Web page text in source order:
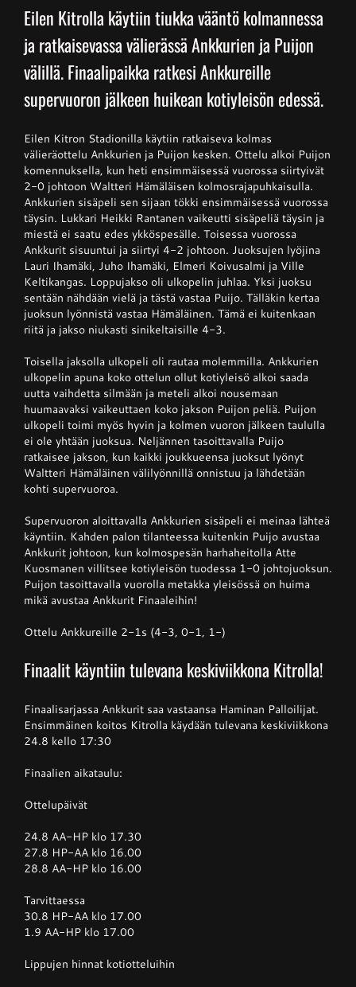
Junnupesis
Fanituotteet
Palvelut
Info
Yhteystiedot
Eilen Kitrolla käytiin tiukka vääntö kolmannessa
ja ratkaisevassa välierässä Ankkurien ja Puijon
välillä. Finaalipaikka ratkesi Ankkureille
supervuoron jälkeen huikean kotiyleisön edessä.
Eilen Kitron Stadionilla käytiin ratkaiseva kolmas
välieräottelu Ankkurien ja Puijon kesken. Ottelu alkoi Puijon
komennuksella, kun heti ensimmäisessä vuorossa siirtyivät
2-0 johtoon Waltteri Hämäläisen kolmosrajapuhkaisulla.
Ankkurien sisäpeli sen sijaan tökki ensimmäisessä vuorossa
täysin. Lukkari Heikki Rantanen vaikeutti sisäpeliä täysin ja
miestä ei saatu edes ykköspesälle. Toisessa vuorossa
Ankkurit sisuuntui ja siirtyi 4-2 johtoon. Juoksujen lyöjina
Lauri Ihamäki, Juho Ihamäki, Elmeri Koivusalmi ja Ville
Keltikangas. Loppujakso oli ulkopelin juhlaa. Yksi juoksu
sentään nähdään vielä ja tästä vastaa Puijo. Tälläkin kertaa
juoksun lyönnistä vastaa Hämäläinen. Tämä ei kuitenkaan
riitä ja jakso niukasti sinikeltaisille 4-3.
Toisella jaksolla ulkopeli oli rautaa molemmilla. Ankkurien
ulkopelin apuna koko ottelun ollut kotiyleisö alkoi saada
uutta vaihdetta silmään ja meteli alkoi nousemaan
huumaavaksi vaikeuttaen koko jakson Puijon peliä. Puijon
ulkopeli toimi myös hyvin ja kolmen vuoron jälkeen taululla
ei ole yhtään juoksua. Neljännen tasoittavalla Puijo
ratkaisee jakson, kun kaikki joukkueensa juoksut lyönyt
Waltteri Hämäläinen välilyönnillä onnistuu ja lähdetään
kohti supervuoroa.
Supervuoron aloittavalla Ankkurien sisäpeli ei meinaa lähteä
käyntiin. Kahden palon tilanteessa kuitenkin Puijo avustaa
Ankkurit johtoon, kun kolmospesän harhaheitolla Atte
Kuosmanen villitsee kotiyleisön tuodessa 1-0 johtojuoksun.
Puijon tasoittavalla vuorolla metakka yleisössä on huima
mikä avustaa Ankkurit Finaaleihin!
Ottelu Ankkureille 2-1s (4-3, 0-1, 1-)
Finaalit käyntiin tulevana keskiviikkona Kitrolla!
Finaalisarjassa Ankkurit saa vastaansa Haminan Palloilijat.
Ensimmäinen koitos Kitrolla käydään tulevana keskiviikkona
24.8 kello 17:30
Finaalien aikataulu:
Ottelupäivät
24.8 AA-HP klo 17.30
27.8 HP-AA klo 16.00
28.8 AA-HP klo 16.00
Tarvittaessa
30.8 HP-AA klo 17.00
1.9 AA-HP klo 17.00
Lippujen hinnat kotiotteluihin